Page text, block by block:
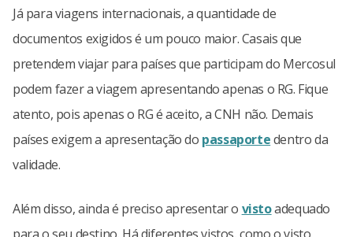
Já para viagens internacionais, a quantidade de
documentos exigidos é um pouco maior. Casais que
pretendem viajar para países que participam do Mercosul
podem fazer a viagem apresentando apenas o RG. Fique
atento, pois apenas o RG é aceito, a CNH não. Demais
países exigem a apresentação do passaportedentro da
validade.
Além disso, ainda é preciso apresentar o vistoadequado